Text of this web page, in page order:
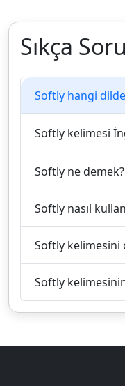
Sıkça
Softly hangi
Softly kelimesi
Softly ne demek?
Softly nasıl
Softly kelimesini
Softly